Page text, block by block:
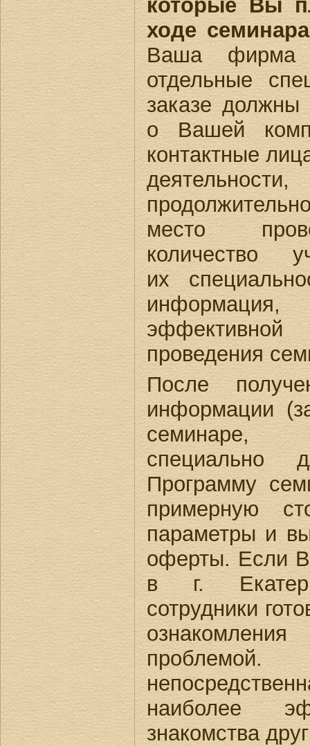
которые Вы
ходе семинара
Ваша
отдельные
заказе
о Вашей
контактные
место
количество
их
проведения
После
информации
семинаре,
Программу
примерную
параметры и
оферты. Если
в г.
сотрудники
проблемой.
наиболее
знакомства